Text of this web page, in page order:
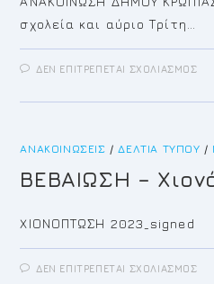
σχολεία και αύριο Τρίτη…
ΔΕΝ ΕΠΙΤΡΈΠΕΤΑΙ ΣΧΟΛΙΑΣΜΌΣΣΤΟ
ΑΝΑΚΟΙΝΏΣΕΙΣ /ΔΕΛΤΊΑ ΤΎΠΟΥ /
ΒΕΒΑΙΩΣΗ –
ΧΙΟΝΟΠΤΩΣΗ 2023_signed
ΔΕΝ ΕΠΙΤΡΈΠΕΤΑΙ ΣΧΟΛΙΑΣΜΌΣΣΤΟ